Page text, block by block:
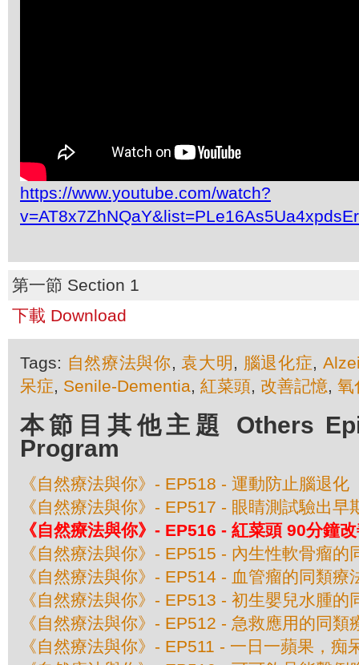
https://www.youtube.com/watch?
第一節 Section 1
下載 Download
Tags: 自然療法與你,袁大明 , 腦退化症,
呆症, Senile-Dementia, 紅菜頭, 改善記憶, 氧
本節目其他主題 Others
Program
《自然療法與你》- EP518 - 運動防止腦退化
《自然療法與你》- EP517 - 眼睛測試驗出早
《自然療法與你》- EP516 - 紅菜頭 90分鐘
《自然療法與你》- EP515 - 內生性軟骨瘤的
《自然療法與你》- EP514 - 血管瘤的同類療
《自然療法與你》- EP513 - 初生嬰兒水腫的
《自然療法與你》- EP512 - 急救應用的同類
《自然療法與你》- EP511 - 一日一蘋果，痴